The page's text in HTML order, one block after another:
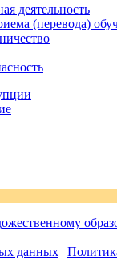
деятельность
(перевода)
данных |